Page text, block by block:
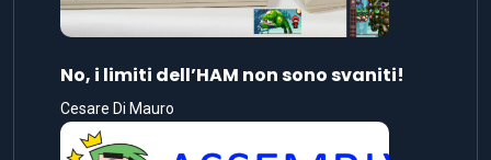
No, i limiti dell’HAM non sono svaniti!
Cesare Di Mauro